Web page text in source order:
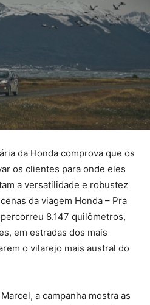
da Honda comprova que os
os clientes para onde eles
a versatilidade e robustez
da viagem Honda – Pra
8.147 quilômetros,
em estradas dos mais
o vilarejo mais austral do
a campanha mostra as